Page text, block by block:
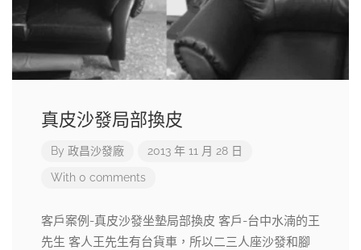
真皮沙發局部換皮
By 政昌沙發廠 2013 年 11 月 28 日
With 0 comments
客戶案例-真皮沙發坐墊局部換皮 客戶-台中水湳的王
先生 客人王先生有台貨車，所以二三人座沙發和腳